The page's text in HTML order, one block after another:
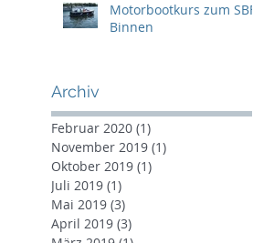
Motorbootkurs zum SBF-
Binnen
Archiv
Februar 2020 (1)
November 2019 (1)
Oktober 2019 (1)
Juli 2019 (1)
Mai 2019 (3)
April 2019 (3)